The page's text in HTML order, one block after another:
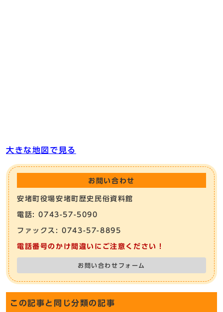
大きな地図で見る
お問い合わせ
安堵町役場安堵町歴史民俗資料館
電話: 0743-57-5090
ファックス: 0743-57-8895
電話番号のかけ間違いにご注意ください！
お問い合わせフォーム
この記事と同じ分類の記事